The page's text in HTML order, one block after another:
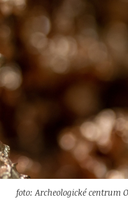
foto: Archeologické centrum